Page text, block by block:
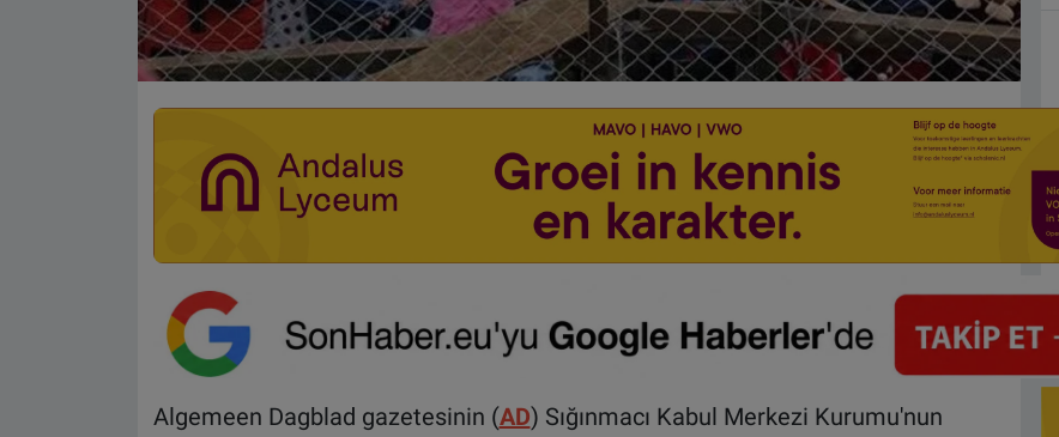
Algemeen Dagblad gazetesinin (AD) Sığınmacı Kabul Merkezi Kurumu'nun